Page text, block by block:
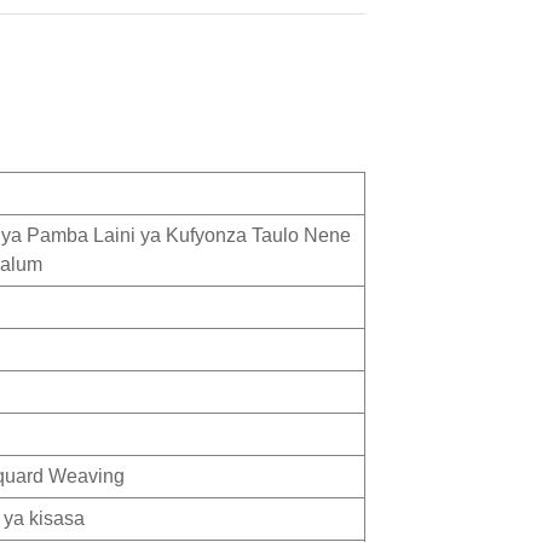
Pamba Laini ya Kufyonza Taulo Nene
Weaving
kisasa